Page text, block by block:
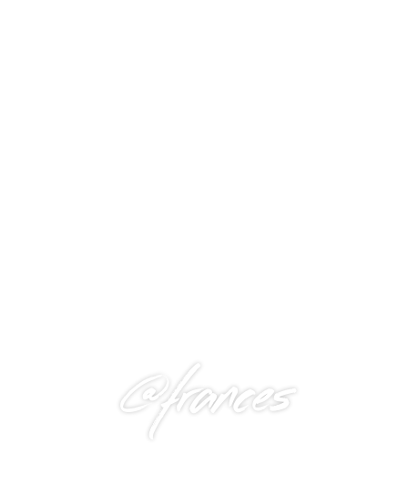
@frances